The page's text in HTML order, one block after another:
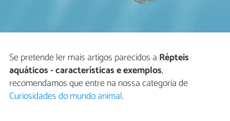
Se pretende ler mais artigos parecidos a Répteis
aquáticos - características e exemplos,
recomendamos que entre na nossa categoria de
Curiosidades do mundo animal.